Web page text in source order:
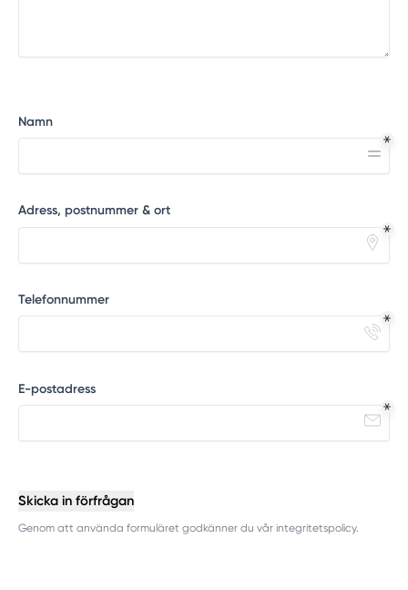
Namn
Adress, postnummer & ort
Telefonnummer
E-postadress
Skicka in förfrågan
Genom att använda formuläret godkänner du vår integritetspolicy.